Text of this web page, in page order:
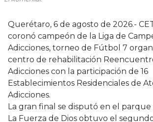
Querétaro, 6 de agosto de 2026.-
coronó campeón de la Liga de
Adicciones, torneo de Fútbol 7
centro de rehabilitación
Adicciones con la participación de 16
Establecimientos Residenciales de
Adicciones.
La gran final se disputó en el parque
La Fuerza de Dios obtuvo el